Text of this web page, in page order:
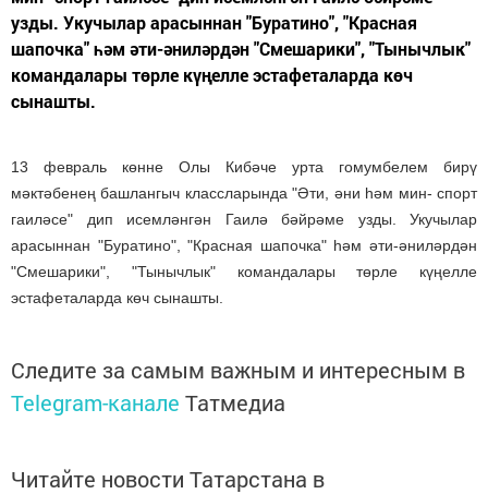
узды. Укучылар арасыннан "Буратино", "Красная
шапочка" һәм әти-әниләрдән "Смешарики", "Тынычлык"
командалары төрле күңелле эстафеталарда көч
сынашты.
13 февраль көнне Олы Кибәче урта гомумбелем бирү
мәктәбенеңбашлангыч классларында "Әти, әни һәм мин- спорт
гаиләсе" дип исемләнгән
Гаилә бәйрәме узды. Укучылар
арасыннан "Буратино", "Красная шапочка" һәм әти-әниләрдән
"Смешарики", "Тынычлык" командалары төрле күңелле
эстафеталарда көч сынашты.
Следите за самым важным и интересным в
Telegram-канале Татмедиа
Читайте новости Татарстана в